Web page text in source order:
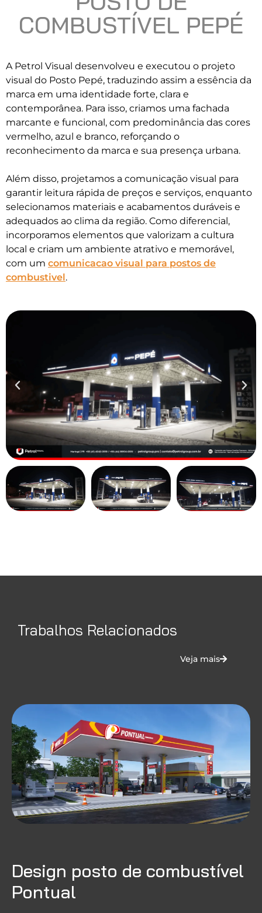
COMBUSTÍVEL PEPÉ
A Petrol Visual desenvolveu e executou o projeto
visual do Posto Pepé, traduzindo assim a essência da
marca em uma identidade forte, clara e
contemporânea. Para isso, criamos uma fachada
marcante e funcional, com predominância das cores
vermelho, azul e branco, reforçando o
reconhecimento da marca e sua presença urbana.
Além disso, projetamos a comunicação visual para
garantir leitura rápida de preços e serviços, enquanto
selecionamos materiais e acabamentos duráveis e
adequados ao clima da região. Como diferencial,
incorporamos elementos que valorizam a cultura
local e criam um ambiente atrativo e memorável,
com um comunicacao visual para postos de
combustivel.
Trabalhos Relacionados
Veja mais
Design posto de combustível
Pontual